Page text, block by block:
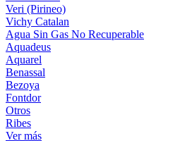
Veri (Pirineo)
Vichy Catalan
Agua Sin Gas No Recuperable
Aquadeus
Aquarel
Benassal
Bezoya
Fontdor
Otros
Ribes
Ver más